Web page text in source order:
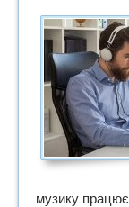
музику